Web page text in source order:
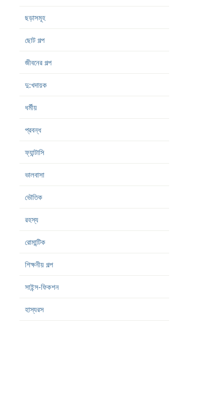
ছড়াসমূহ
ছোট গল্প
জীবনের গল্প
দু:খদায়ক
ধর্মীয়
প্রবন্ধ
ফ্যান্টাসি
ভালবাসা
ভৌতিক
রহস্য
রোমান্টিক
শিক্ষনীয় গল্প
সাইন্স-ফিকশন
হাস্যরস